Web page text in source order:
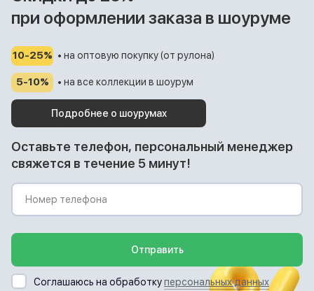
при оформлении заказа в шоуруме
10-25% • на оптовую покупку (от рулона)
5-10% • на все коллекции в шоурум
Подробнее о шоурумах
Оставьте телефон, персональный менеджер
свяжется в течение 5 минут!
Отправить
Соглашаюсь на обработкуперсональных данных